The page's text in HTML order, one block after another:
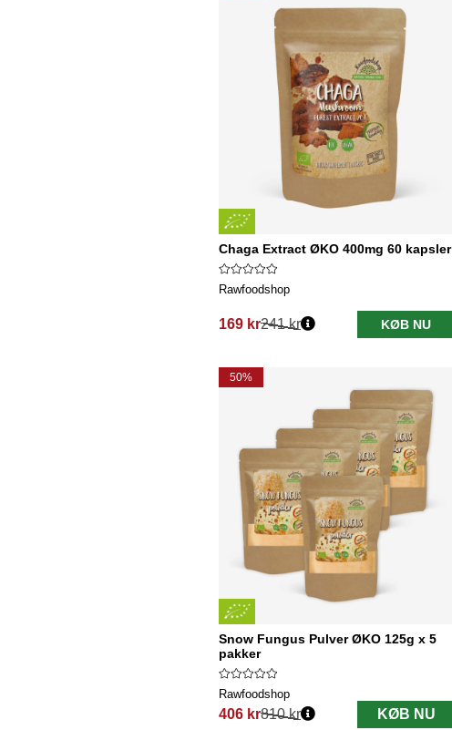
Chaga Extract ØKO 400mg 60 kapsler
Rawfoodshop
169 kr
Normalpris:
241 kr KØB NU
50%
Snow Fungus Pulver ØKO 125g x 5
pakker
Rawfoodshop
406 kr
Normalpris:
810 kr KØB NU